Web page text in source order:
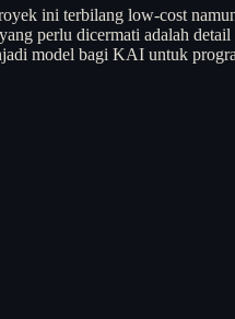
ini terbilang low-cost
perlu dicermati adalah
model bagi KAI untuk